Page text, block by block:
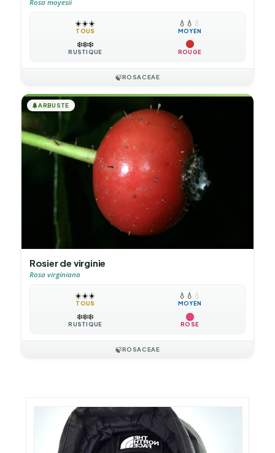
Rosa moyesii
☀️☀️☀️
TOUS
💧 💧 💧
MOYEN
❄️❄️❄️
RUSTIQUE ROUGE
🍃ROSACEAE
🌲ARBUSTE
Rosier de virginie
Rosa virginiana
☀️☀️☀️
TOUS
💧 💧 💧
MOYEN
❄️❄️❄️
RUSTIQUE ROSE
🍃ROSACEAE